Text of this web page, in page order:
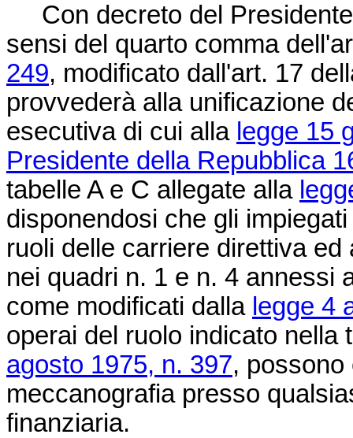
Con decreto del
sensi del quarto comma
249, modificato dall'art. 17
provvederà alla unificazione
esecutiva di cui alla legge 15
Presidente della Repubblica
tabelle A e C allegate alla
disponendosi che gli
ruoli delle carriere direttiva
nei quadri n. 1 e n. 4 annessi
come modificati dalla legge 4
operai del ruolo indicato
agosto 1975, n. 397,
meccanografia presso
finanziaria.